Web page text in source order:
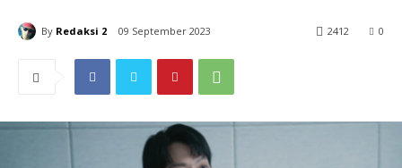
By Redaksi 2 09 September 2023 0
2412